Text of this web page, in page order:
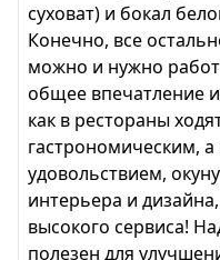
суховат) и бокал
Конечно, все
можно и нужно
общее впечатление
как в рестораны
гастрономическим, а
удовольствием,
интерьера и
высокого сервиса!
полезен для